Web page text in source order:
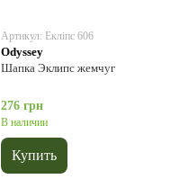
Артикул: Екліпс 606
Odyssey
Шапка Эклипс жемчуг
276 грн
В наличии
Купить